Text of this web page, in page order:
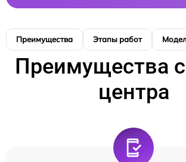
Преимущества Этапы работ
Преимущества
центра